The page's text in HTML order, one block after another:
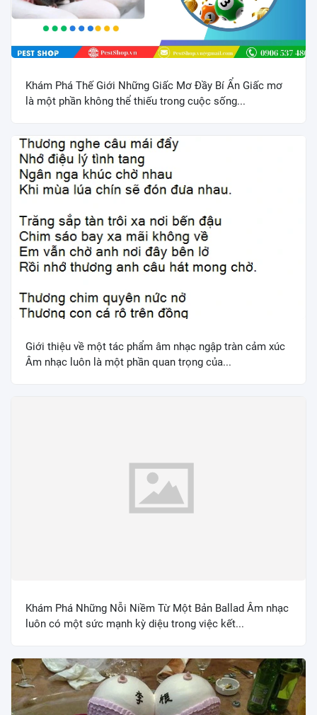
Khám Phá Thế Giới Những Giấc Mơ Đầy Bí Ẩn Giấc mơ
là một phần không thể thiếu trong cuộc sống...
Giới thiệu về một tác phẩm âm nhạc ngập tràn cảm xúc
Âm nhạc luôn là một phần quan trọng của...
Khám Phá Những Nỗi Niềm Từ Một Bản Ballad Âm nhạc
luôn có một sức mạnh kỳ diệu trong việc kết...